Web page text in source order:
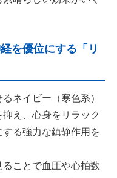
を優位にする「リ
ネイビー（寒色系）
え、心身をリラック
る強力な鎮静作用を
ことで血圧や心拍数